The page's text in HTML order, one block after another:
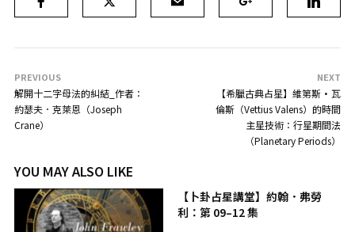
PREVIOUS
解開十二字母法的糾結_作者：
約瑟夫．克萊恩（Joseph
Crane）
NEXT
【希臘古典占星】維第斯·瓦
倫斯（Vettius Valens）的時間
主星技術：行星期間法
（Planetary Periods）
YOU MAY ALSO LIKE
【卜卦占星講堂】約翰．弗勞
利：第 09–12 集